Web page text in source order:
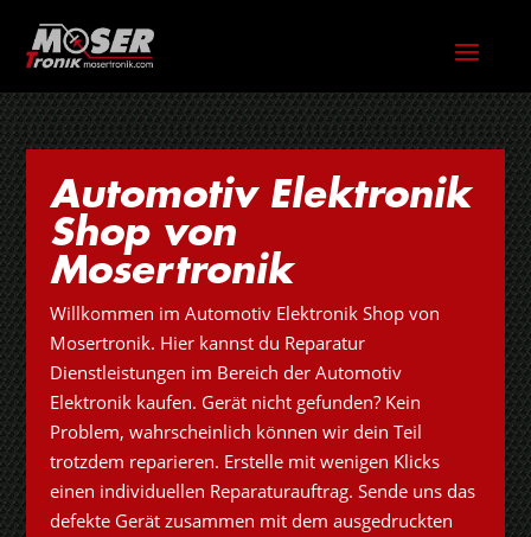
Automotiv Elektronik
Shop von
Mosertronik
Willkommen im Automotiv Elektronik Shop von
Mosertronik. Hier kannst du Reparatur
Dienstleistungen im Bereich der Automotiv
Elektronik kaufen. Gerät nicht gefunden? Kein
Problem, wahrscheinlich können wir dein Teil
trotzdem reparieren. Erstelle mit wenigen Klicks
einen individuellen Reparaturauftrag. Sende uns das
defekte Gerät zusammen mit dem ausgedruckten